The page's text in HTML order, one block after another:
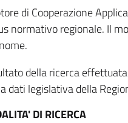
di Cooperazione
normativo regionale. Il
della ricerca
dati legislativa della
DI RICERCA